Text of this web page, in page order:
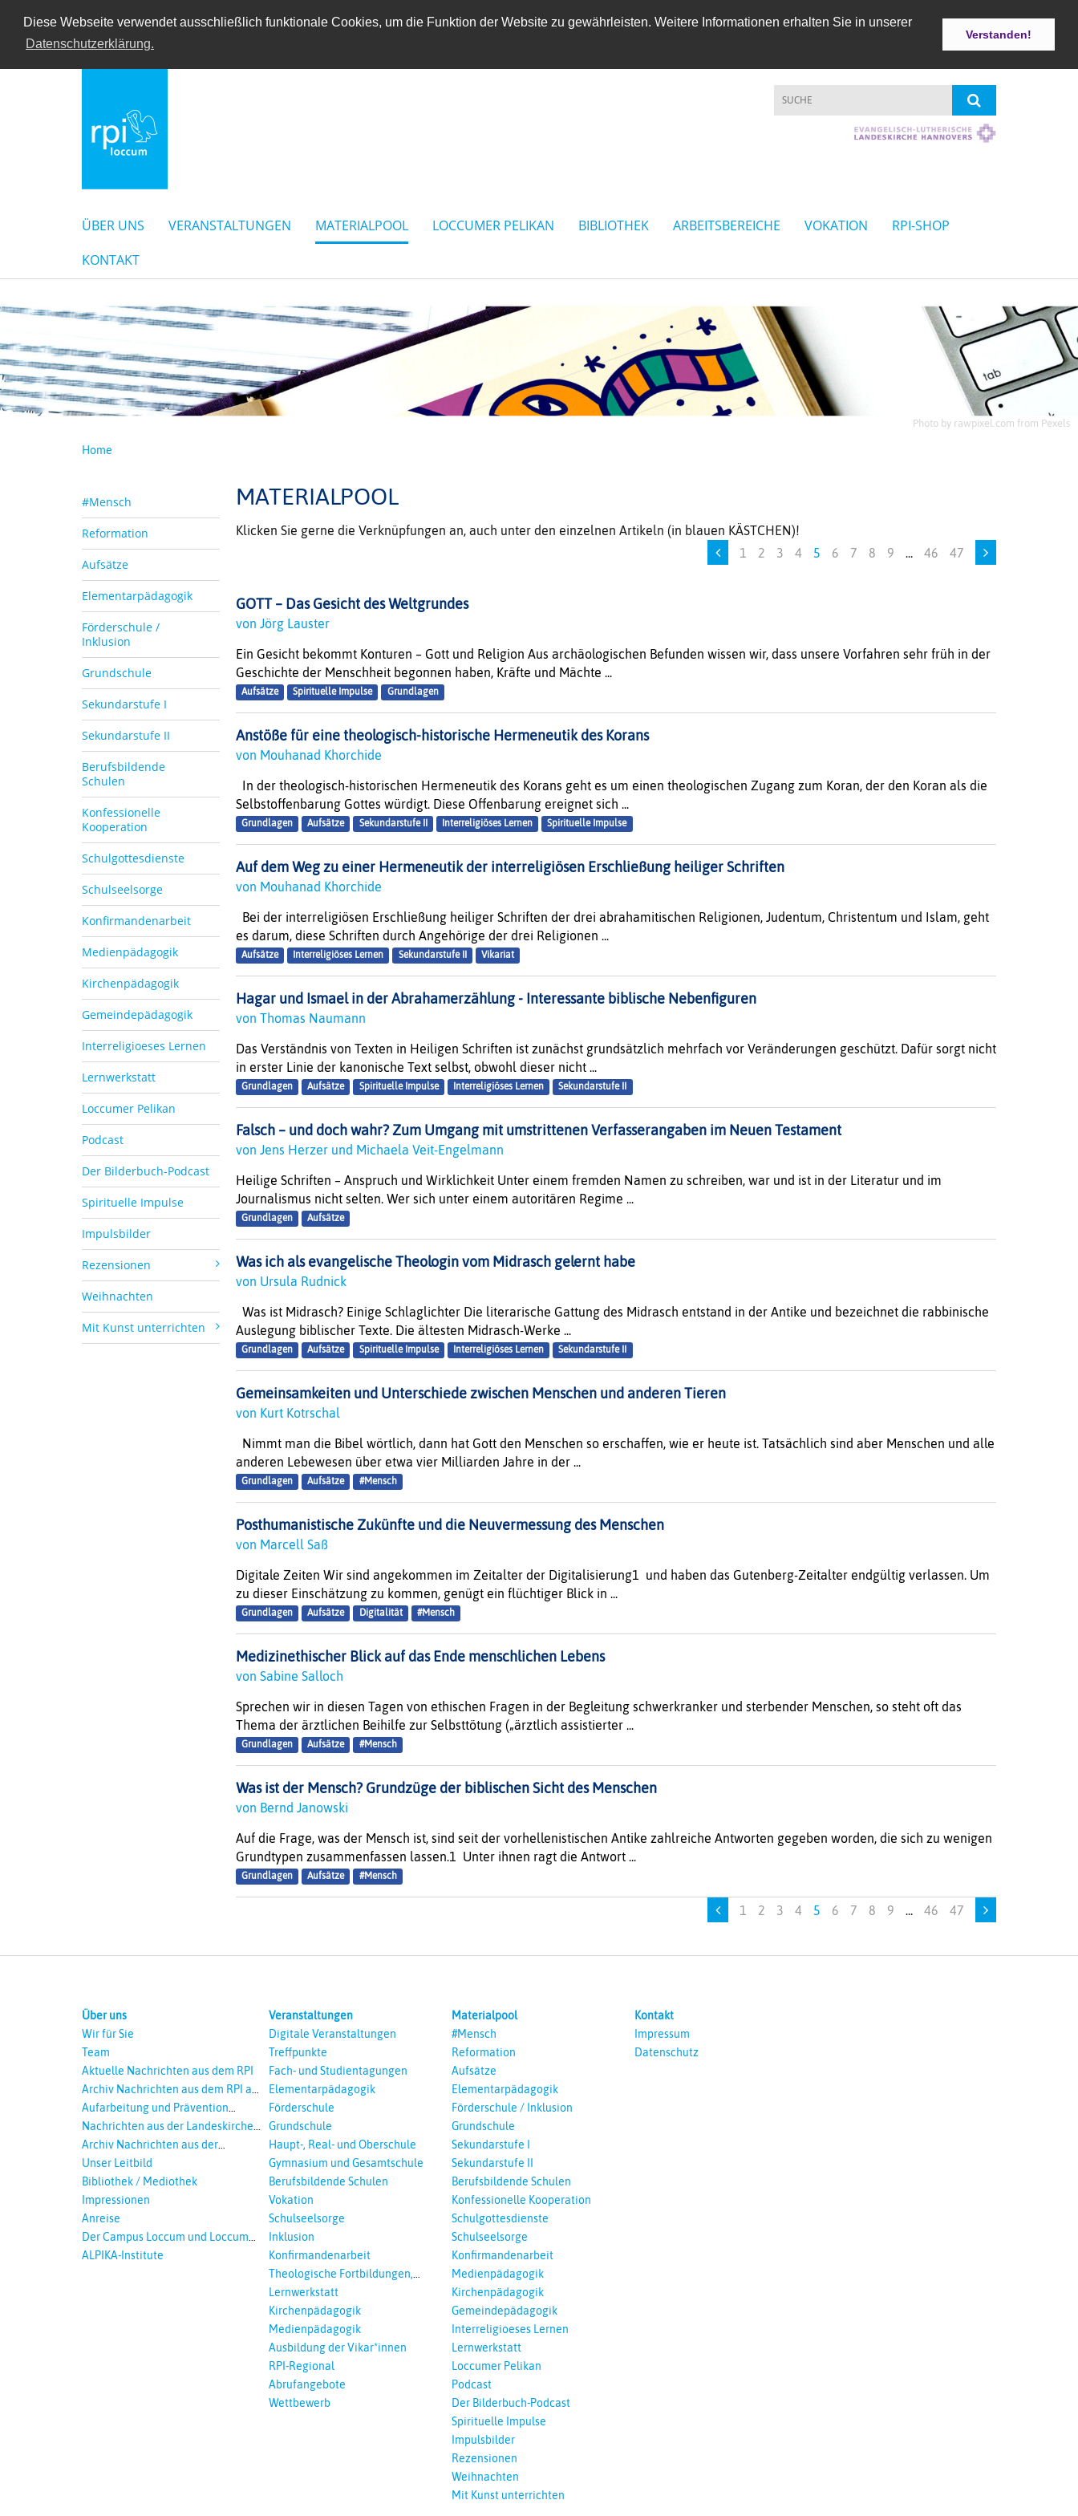
Diese Webseite verwendet ausschließlich funktionale Cookies, um die Funktion der Website zu gewährleisten. Weitere Informationen erhalten Sie in unserer
Datenschutzerklärung.
Verstanden!
ÜBER UNS VERANSTALTUNGEN MATERIALPOOL LOCCUMER PELIKAN BIBLIOTHEK ARBEITSBEREICHE VOKATION
RPI-SHOP
KONTAKT
Photo by rawpixel.com from Pexels
Home
#Mensch
Reformation
Aufsätze
Elementarpädagogik
Förderschule /
Inklusion
Grundschule
Sekundarstufe I
Sekundarstufe II
Berufsbildende
Schulen
Konfessionelle
Kooperation
Schulgottesdienste
Schulseelsorge
Konfirmandenarbeit
Medienpädagogik
Kirchenpädagogik
Gemeindepädagogik
Interreligioeses Lernen
Lernwerkstatt
Loccumer Pelikan
Podcast
Der Bilderbuch-Podcast
Spirituelle Impulse
Impulsbilder
Rezensionen
Weihnachten
Mit Kunst unterrichten
MATERIALPOOL
Klicken Sie gerne die Verknüpfungen an, auch unter den einzelnen Artikeln (in blauen KÄSTCHEN)!
1
2 3 4 5 6 7 8 9 ... 46 47
GOTT – Das Gesicht des Weltgrundes
von Jörg Lauster
Ein Gesicht bekommt Konturen – Gott und Religion Aus archäologischen Befunden wissen wir, dass unsere Vorfahren sehr früh in der
Geschichte der Menschheit begonnen haben, Kräfte und Mächte ...
Aufsätze Spirituelle Impulse Grundlagen
Anstöße für eine theologisch-historische Hermeneutik des Korans
von Mouhanad Khorchide
In der theologisch-historischen Hermeneutik des Korans geht es um einen theologischen Zugang zum Koran, der den Koran als die
Selbstoffenbarung Gottes würdigt. Diese Offenbarung ereignet sich ...
Grundlagen Aufsätze Sekundarstufe II Interreligiöses Lernen Spirituelle Impulse
Auf dem Weg zu einer Hermeneutik der interreligiösen Erschließung heiliger Schriften
von Mouhanad Khorchide
Bei der interreligiösen Erschließung heiliger Schriften der drei abrahamitischen Religionen, Judentum, Christentum und Islam, geht
es darum, diese Schriften durch Angehörige der drei Religionen ...
Aufsätze Interreligiöses Lernen Sekundarstufe II Vikariat
Hagar und Ismael in der Abrahamerzählung - Interessante biblische Nebenfiguren
von Thomas Naumann
Das Verständnis von Texten in Heiligen Schriften ist zunächst grundsätzlich mehrfach vor Veränderungen geschützt. Dafür sorgt nicht
in erster Linie der kanonische Text selbst, obwohl dieser nicht ...
Grundlagen Aufsätze Spirituelle Impulse Interreligiöses Lernen Sekundarstufe II
Falsch – und doch wahr? Zum Umgang mit umstrittenen Verfasserangaben im Neuen Testament
von Jens Herzer und Michaela Veit-Engelmann
Heilige Schriften – Anspruch und Wirklichkeit Unter einem fremden Namen zu schreiben, war und ist in der Literatur und im
Journalismus nicht selten. Wer sich unter einem autoritären Regime ...
Grundlagen Aufsätze
Was ich als evangelische Theologin vom Midrasch gelernt habe
von Ursula Rudnick
Was ist Midrasch? Einige Schlaglichter Die literarische Gattung des Midrasch entstand in der Antike und bezeichnet die rabbinische
Auslegung biblischer Texte. Die ältesten Midrasch-Werke ...
Grundlagen Aufsätze Spirituelle Impulse Interreligiöses Lernen Sekundarstufe II
Gemeinsamkeiten und Unterschiede zwischen Menschen und anderen Tieren
von Kurt Kotrschal
Nimmt man die Bibel wörtlich, dann hat Gott den Menschen so erschaffen, wie er heute ist. Tatsächlich sind aber Menschen und alle
anderen Lebewesen über etwa vier Milliarden Jahre in der ...
Grundlagen Aufsätze #Mensch
Posthumanistische Zukünfte und die Neuvermessung des Menschen
von Marcell Saß
Digitale Zeiten Wir sind angekommen im Zeitalter der Digitalisierung1 und haben das Gutenberg-Zeitalter endgültig verlassen. Um
zu dieser Einschätzung zu kommen, genügt ein flüchtiger Blick in ...
Grundlagen Aufsätze Digitalität #Mensch
Medizinethischer Blick auf das Ende menschlichen Lebens
von Sabine Salloch
Sprechen wir in diesen Tagen von ethischen Fragen in der Begleitung schwerkranker und sterbender Menschen, so steht oft das
Thema der ärztlichen Beihilfe zur Selbsttötung („ärztlich assistierter ...
Grundlagen Aufsätze #Mensch
Was ist der Mensch? Grundzüge der biblischen Sicht des Menschen
von Bernd Janowski
Auf die Frage, was der Mensch ist, sind seit der vorhellenistischen Antike zahlreiche Antworten gegeben worden, die sich zu wenigen
Grundtypen zusammenfassen lassen.1 Unter ihnen ragt die Antwort ...
Grundlagen Aufsätze #Mensch
1 2 3 4 5 6 7 8 9 ... 46 47
Über uns
Wir für Sie
Team
Aktuelle Nachrichten aus dem RPI
Archiv Nachrichten aus dem RPI ab
2018
Aufarbeitung und Prävention
sexualisierte Gewalt - Landeskirche
Nachrichten aus der Landeskirche
Hannovers
Archiv Nachrichten aus der
Landeskirche in Auswahl
Unser Leitbild
Bibliothek / Mediothek
Impressionen
Anreise
Der Campus Loccum und Loccumer
Einrichtungen
ALPIKA-Institute
Veranstaltungen
Digitale Veranstaltungen
Treffpunkte
Fach- und Studientagungen
Elementarpädagogik
Förderschule
Grundschule
Haupt-, Real- und Oberschule
Gymnasium und Gesamtschule
Berufsbildende Schulen
Vokation
Schulseelsorge
Inklusion
Konfirmandenarbeit
Theologische Fortbildungen,
Ökumenisches und Interreligöses
Lernwerkstatt
Kirchenpädagogik
Medienpädagogik
Ausbildung der Vikar*innen
RPI-Regional
Abrufangebote
Wettbewerb
Materialpool
#Mensch
Reformation
Aufsätze
Elementarpädagogik
Förderschule / Inklusion
Grundschule
Sekundarstufe I
Sekundarstufe II
Berufsbildende Schulen
Konfessionelle Kooperation
Schulgottesdienste
Schulseelsorge
Konfirmandenarbeit
Medienpädagogik
Kirchenpädagogik
Gemeindepädagogik
Interreligioeses Lernen
Lernwerkstatt
Loccumer Pelikan
Podcast
Der Bilderbuch-Podcast
Spirituelle Impulse
Impulsbilder
Rezensionen
Weihnachten
Mit Kunst unterrichten
Kontakt
Impressum
Datenschutz